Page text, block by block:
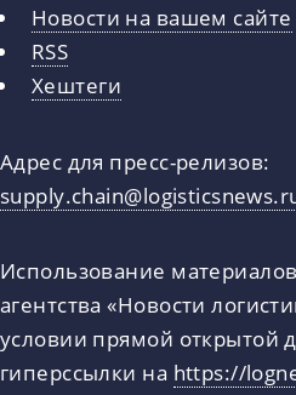
Новости на вашем сайте
RSS
Хештеги
Адрес для пресс-релизов:
Использование
агентства «Новости
условии прямой открытой
гиперссылки на https://